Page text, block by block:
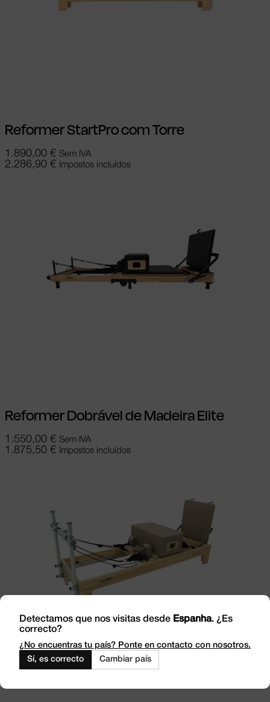
Reformer StartPro com Torre
1.890,00 € Sem IVA
2.286,90 € Impostos incluídos
Reformer Dobrável de Madeira Elite
1.550,00 € Sem IVA
1.875,50 € Impostos incluídos
Ver opções This product has multiple
variants. The options may be chosen on
the product page
Detectamos que nos visitas desde Espanha. ¿Es
correcto?
¿No encuentras tu país? Ponte en contacto con nosotros.
Sí, es correcto
Cambiar país